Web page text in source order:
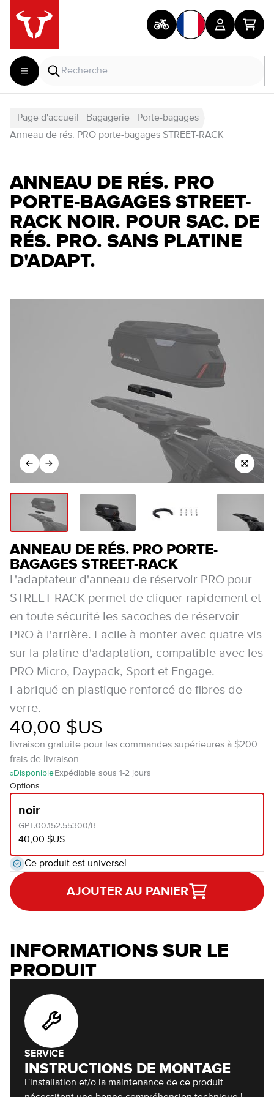
Page d'accueil Bagagerie
Porte-bagages
Anneau de rés. PRO porte-bagages STREET-RACK
ANNEAU DE RÉS. PRO
PORTE-BAGAGES STREET-
RACK NOIR. POUR SAC. DE
RÉS. PRO. SANS PLATINE
D'ADAPT.
ANNEAU DE RÉS. PRO PORTE-
BAGAGES STREET-RACK
L'adaptateur d'anneau de réservoir PRO pour
STREET-RACK permet de cliquer rapidement et
en toute sécurité les sacoches de réservoir
PRO à l'arrière. Facile à monter avec quatre vis
sur la platine d'adaptation, compatible avec les
PRO Micro, Daypack, Sport et Engage.
Fabriqué en plastique renforcé de fibres de
verre.
40,00 $US
livraison gratuite pour les commandes supérieures à $200
frais de livraison
Disponible Expédiable sous 1-2 jours
Options
noir
GPT.00.152.55300/B
40,00 $US
Ce produit est universel
AJOUTER AU PANIER
INFORMATIONS SUR LE
PRODUIT
SERVICE
INSTRUCTIONS DE MONTAGE
L'installation et/o la maintenance de ce produit